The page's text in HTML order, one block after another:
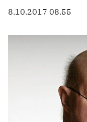
8.10.2017 08.55